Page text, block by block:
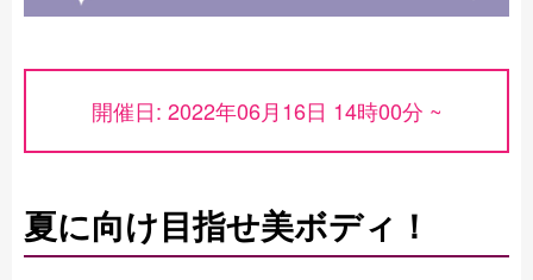
開催日: 2022年06月16日 14時00分 ~
夏に向け目指せ美ボディ！